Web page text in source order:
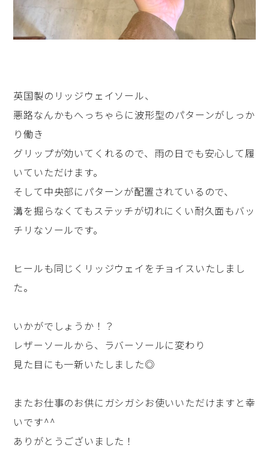
英国製のリッジウェイソール、
悪路なんかもへっちゃらに波形型のパターンがしっか
り働き
グリップが効いてくれるので、雨の日でも安心して履
いていただけます。
そして中央部にパターンが配置されているので、
溝を掘らなくてもステッチが切れにくい耐久面もバッ
チリなソールです。
ヒールも同じくリッジウェイをチョイスいたしまし
た。
いかがでしょうか！？
レザーソールから、ラバーソールに変わり
見た目にも一新いたしました◎
またお仕事のお供にガシガシお使いいただけますと幸
いです^^
ありがとうございました！